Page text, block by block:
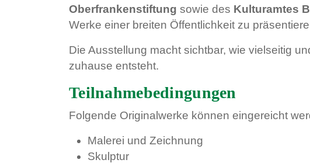
Oberfrankenstiftung sowie des Kulturamtes
Werke einer breiten Öffentlichkeit zu
Die Ausstellung macht sichtbar, wie vielseitig
zuhause entsteht.
Teilnahmebedingungen
Folgende Originalwerke können eingereicht
Malerei und Zeichnung
Skulptur